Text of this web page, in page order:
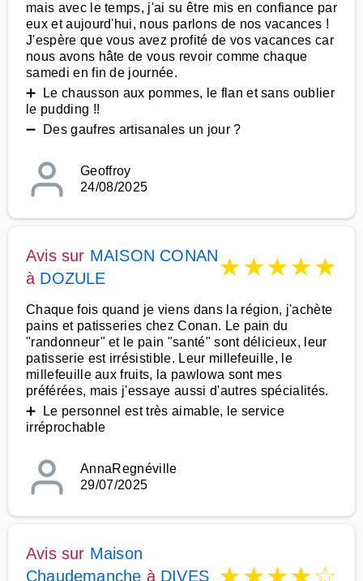
mais avec le temps, j'ai su être mis en confiance par
eux et aujourd'hui, nous parlons de nos vacances !
J'espère que vous avez profité de vos vacances car
nous avons hâte de vous revoir comme chaque
samedi en fin de journée.
➕ Le chausson aux pommes, le flan et sans oublier
le pudding !!
➖ Des gaufres artisanales un jour ?
Geoffroy
24/08/2025
Avis sur MAISON CONAN
à DOZULE ★★★★★
Chaque fois quand je viens dans la région, j'achète
pains et patisseries chez Conan. Le pain du
"randonneur" et le pain "santé" sont délicieux, leur
patisserie est irrésistible. Leur millefeuille, le
millefeuille aux fruits, la pawlowa sont mes
préférées, mais j'essaye aussi d'autres spécialités.
➕ Le personnel est très aimable, le service
irréprochable
AnnaRegnéville
29/07/2025
Avis sur Maison
Chaudemanche à DIVES